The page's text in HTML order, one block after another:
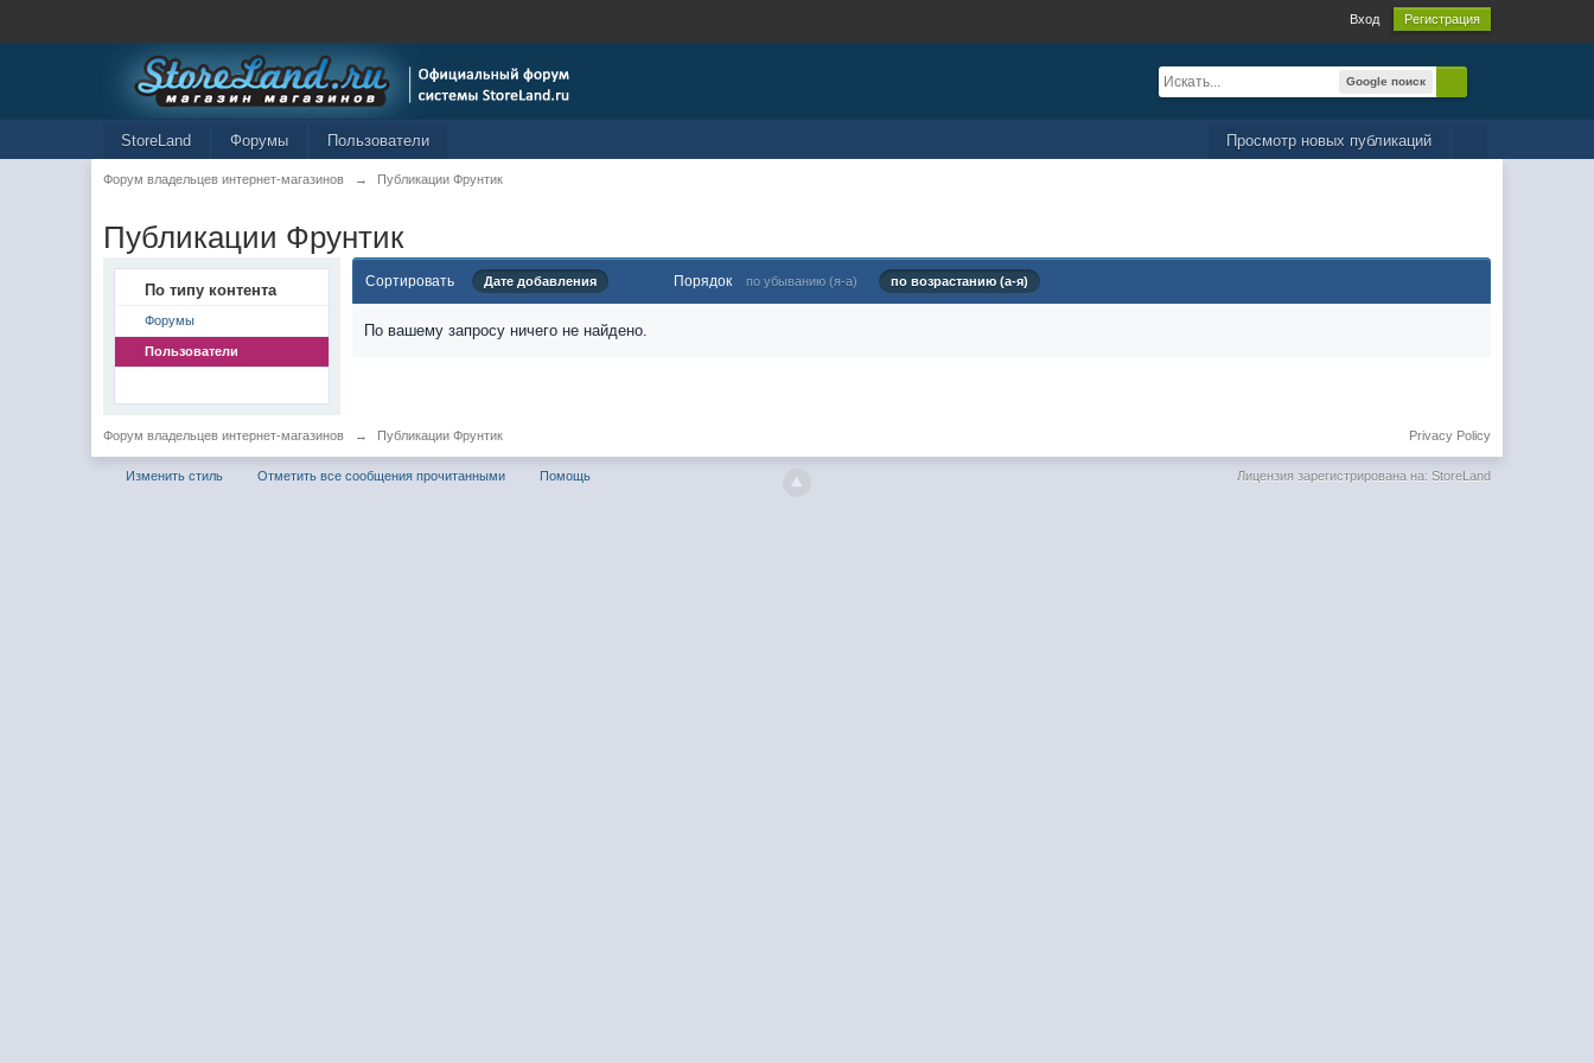
Вход Регистрация
Google поиск
Просмотр новых публикаций
StoreLand Форумы Пользователи
Форум владельцев интернет-магазинов → Публикации Фрунтик
Публикации Фрунтик
По типу контента
Форумы
Пользователи
Сортировать Дате добавления Порядок по убыванию (я-а) по возрастанию (а-я)
По вашему запросу ничего не найдено.
Форум владельцев интернет-магазинов → Публикации Фрунтик Privacy Policy
Изменить стиль Отметить все сообщения прочитанными Помощь Лицензия зарегистрирована на: StoreLand